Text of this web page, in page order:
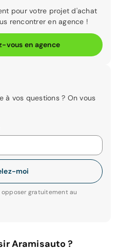
pour votre projet d'achat
rencontrer en agence !
vous en agence
à vos questions ? On vous
moi
gratuitement au
Aramisauto ?